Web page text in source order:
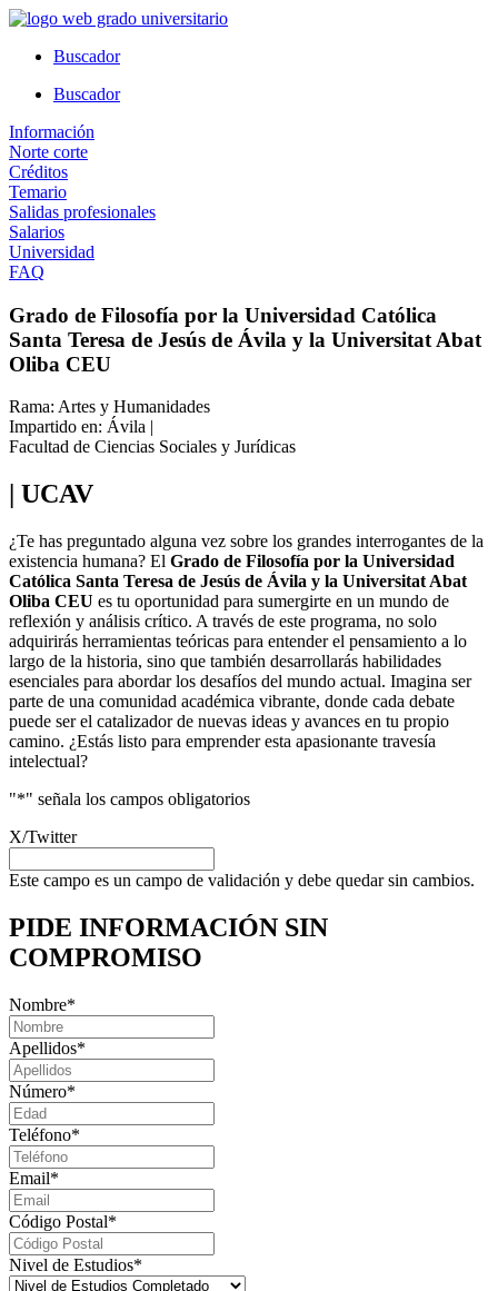
Ir
contenidoBuscador
Buscador
Información
Norte corte
Créditos
Temario
Salidas profesionales
Salarios
Universidad
FAQ
Grado de Filosofía por la Universidad Católica
Santa Teresa de Jesús de Ávila y la Universitat Abat
Oliba CEU
Rama: Artes y Humanidades
Impartido en: Ávila |
Facultad de Ciencias Sociales y Jurídicas
| UCAV
¿Te has preguntado alguna vez sobre los grandes interrogantes de la
existencia humana? El Grado de Filosofía por la Universidad
Católica Santa Teresa de Jesús de Ávila y la Universitat Abat
Oliba CEU es tu oportunidad para sumergirte en un mundo de
reflexión y análisis crítico. A través de este programa, no solo
adquirirás herramientas teóricas para entender el pensamiento a lo
largo de la historia, sino que también desarrollarás habilidades
esenciales para abordar los desafíos del mundo actual. Imagina ser
parte de una comunidad académica vibrante, donde cada debate
puede ser el catalizador de nuevas ideas y avances en tu propio
camino. ¿Estás listo para emprender esta apasionante travesía
intelectual?
"*" señala los campos obligatorios
X/Twitter
Este campo es un campo de validación y debe quedar sin cambios.
PIDE INFORMACIÓN SIN
COMPROMISO
Nombre*
Apellidos*
Número*
Teléfono*
Email*
Código Postal*
Nivel de Estudios*